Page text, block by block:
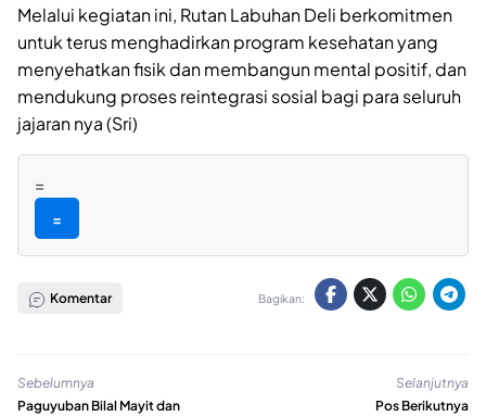
Melalui kegiatan ini, Rutan Labuhan Deli berkomitmen
untuk terus menghadirkan program kesehatan yang
menyehatkan fisik dan membangun mental positif, dan
mendukung proses reintegrasi sosial bagi para seluruh
jajaran nya (Sri)
=
=
Komentar Bagikan:
Sebelumnya
Paguyuban Bilal Mayit dan
Selanjutnya
Pos Berikutnya